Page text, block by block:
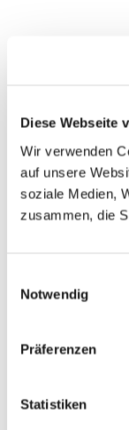
Diese Webseite
Wir verwenden
auf unsere
soziale Medien,
zusammen, die
Notwendig
Präferenzen
Statistiken